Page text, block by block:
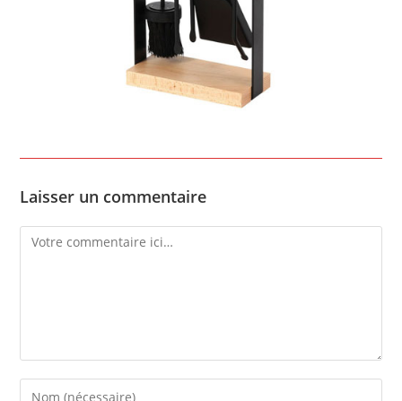
Laisser un commentaire
Comment
Enter